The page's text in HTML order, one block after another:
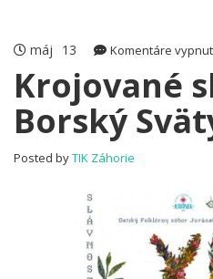
máj 13 Komentáre
Krojované
Borský
Posted byTIK Záhorie